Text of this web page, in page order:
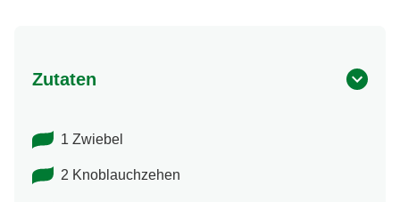
Zutaten
1 Zwiebel
2 Knoblauchzehen